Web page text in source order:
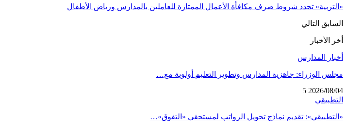
«التربية» تحدد شروط صرف مكافأة الأعمال الممتازة للعاملين بالمدارس ورياض الأطفال
السابق التالي
أخر الأخبار
أخبار المدارس
مجلس الوزراء: جاهزية المدارس وتطوير التعليم أولوية مع…
2026/08/04
5
التطبيقي
«التطبيقي»: تقديم نماذج تحويل الرواتب لمستحقي «التفوق»…